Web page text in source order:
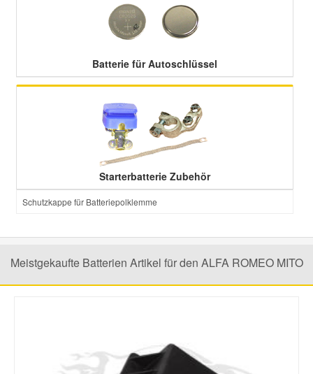
Batterie für Autoschlüssel
Starterbatterie Zubehör
Schutzkappe für Batteriepolklemme
Meistgekaufte Batterien Artikel für den ALFA ROMEO MITO
Mercedes Ersatzteile
Mini Ersatzteile
Mitsubishi Ersatzteile
Nissan Ersatzteile
Porsche Ersatzteile
Skoda Ersatzteile